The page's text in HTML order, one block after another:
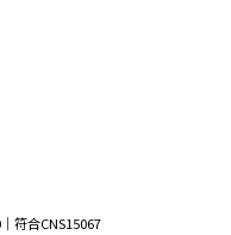
符合CNS15067